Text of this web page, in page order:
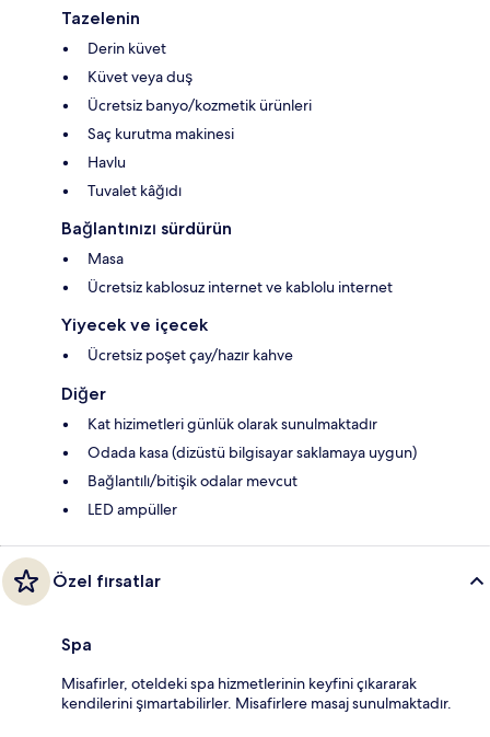
Tazelenin
Derin küvet
Küvet veya duş
Ücretsiz banyo/kozmetik ürünleri
Saç kurutma makinesi
Havlu
Tuvalet kâğıdı
Bağlantınızı sürdürün
Masa
Ücretsiz kablosuz internet ve kablolu internet
Yiyecek ve içecek
Ücretsiz poşet çay/hazır kahve
Diğer
Kat hizimetleri günlük olarak sunulmaktadır
Odada kasa (dizüstü bilgisayar saklamaya uygun)
Bağlantılı/bitişik odalar mevcut
LED ampüller
Özel fırsatlar
Spa
Misafirler, oteldeki spa hizmetlerinin keyfini çıkararak
kendilerini şımartabilirler. Misafirlere masaj sunulmaktadır.